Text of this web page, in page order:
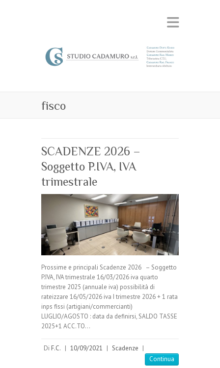
fisco
SCADENZE 2026 –
Soggetto P.IVA, IVA
trimestrale
Prossime e principali Scadenze 2026 – Soggetto
P.IVA, IVA trimestrale 16/03/2026 iva quarto
trimestre 2025 (annuale iva) possibilità di
rateizzare 16/05/2026 iva I trimestre 2026 + 1 rata
inps fissi (artigiani/commercianti)
LUGLIO/AGOSTO : data da definirsi, SALDO TASSE
2025+1 ACC.TO…
Di F.C. | 10/09/2021 | Scadenze |
Continua